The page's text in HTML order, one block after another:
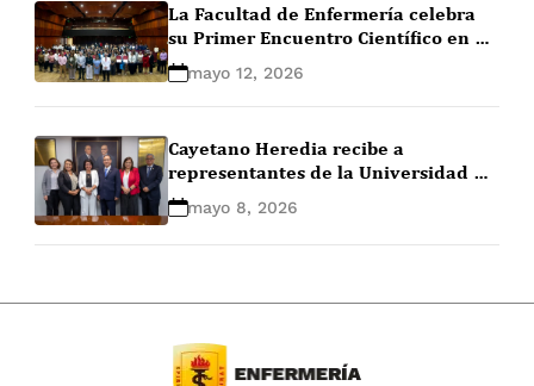
La Facultad de Enfermería celebra
su Primer Encuentro Científico en el
marco del Día Internacional de la
Enfermería
mayo 12, 2026
Cayetano Heredia recibe a
representantes de la Universidad de
Concepción para impulsar
cooperación académica
mayo 8, 2026